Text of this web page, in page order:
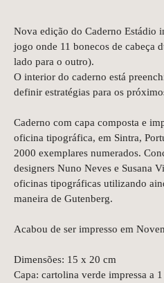
Nova edição do Caderno Estádio
jogo onde 11 bonecos de cabeça
lado para o outro).
O interior do caderno está
definir estratégias para os
Caderno com capa composta e
oficina tipográfica, em Sintra,
2000 exemplares numerados.
designers Nuno Neves e Susana
oficinas tipográficas utilizando
maneira de Gutenberg.
Acabou de ser impresso em
Dimensões: 15 x 20 cm
Capa: cartolina verde impressa a